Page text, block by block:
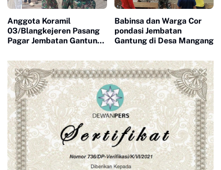
Anggota Koramil
03/Blangkejeren Pasang
Pagar Jembatan Gantung
Segera Rampung
Babinsa dan Warga Cor
pondasi Jembatan
Gantung di Desa Mangang